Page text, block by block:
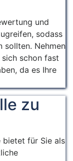
und
sodass
sollten. Nehmen
sich schon fast
da es Ihre
zu
bietet für Sie als